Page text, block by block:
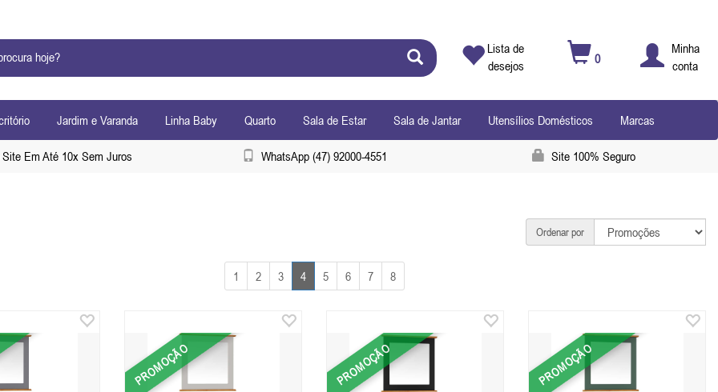
Lista de
desejos
0
Minha
conta
Jardim e Varanda Linha Baby Quarto Sala de Estar Sala de Jantar Utensílios Domésticos Marcas
Site Em Até 10x Sem Juros WhatsApp (47) 92000-4551
Site 100% Seguro
Ordenar por
1 2 3 4 5 6 7 8
PROMOÇÃO PROMOÇÃO PROMOÇÃO